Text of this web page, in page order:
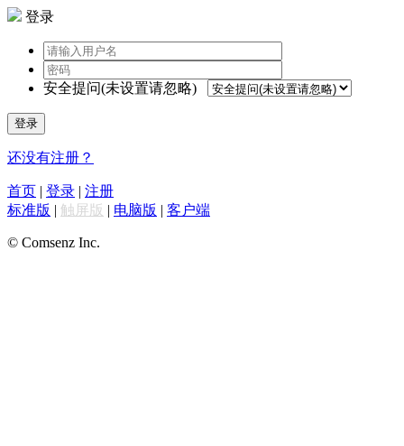
登录
安全提问(未设置请忽略)
登录
还没有注册？
首页 | 登录 | 注册
标准版 | 触屏版 | 电脑版 | 客户端
© Comsenz Inc.